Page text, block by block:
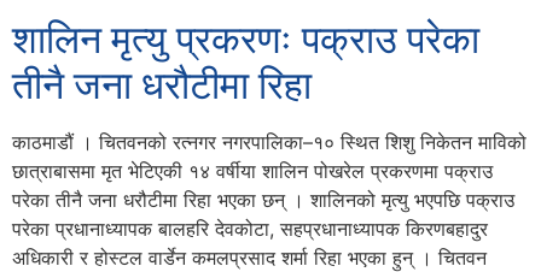
शालिन मृत्यु प्रकरणः पक्राउ परेका
तीनै जना धरौटीमा रिहा
काठमाडौं । चितवनको रत्नगर नगरपालिका–१० स्थित शिशु निकेतन माविको
छात्राबासमा मृत भेटिएकी १४ वर्षीया शालिन पोखरेल प्रकरणमा पक्राउ
परेका तीनै जना धरौटीमा रिहा भएका छन् । शालिनको मृत्यु भएपछि पक्राउ
परेका प्रधानाध्यापक बालहरि देवकोटा, सहप्रधानाध्यापक किरणबहादुर
अधिकारी र होस्टल वार्डेन कमलप्रसाद शर्मा रिहा भएका हुन् । चितवन